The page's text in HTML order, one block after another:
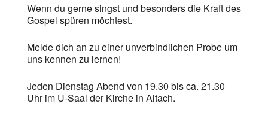
Wenn du gerne singst und besonders die Kraft des
Gospel spüren möchtest.
Melde dich an zu einer unverbindlichen Probe um
uns kennen zu lernen!
Jeden Dienstag Abend von 19.30 bis ca. 21.30
Uhr im U-Saal der Kirche in Altach.